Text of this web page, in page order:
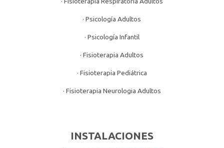
· Psicología Adultos
· Psicología Infantil
· Fisioterapia Adultos
· Fisioterapia Pediátrica
· Fisioterapia Neurologia Adultos
INSTALACIONES